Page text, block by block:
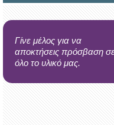
Γίνε μέλος για να
αποκτήσεις πρόσβαση
όλο το υλικό μας.